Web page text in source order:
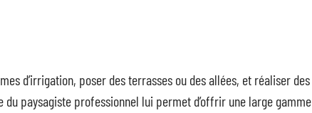
d’irrigation, poser des terrasses ou des allées, et réaliser des
du paysagiste professionnel lui permet d’offrir une large gamme